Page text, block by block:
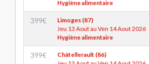
Hygiène alimentaire
399€
Limoges (87)
Jeu 13 Aout au Ven 14 Aout 2026
Hygiène alimentaire
399€
Châtellerault (86)